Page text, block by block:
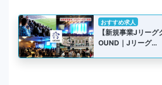
おすすめ求人
【新規事業Jリー
OUND｜Jリーグ…